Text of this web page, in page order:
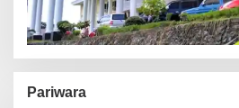
Pariwara